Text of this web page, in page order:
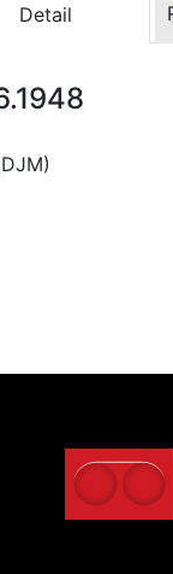
Detail